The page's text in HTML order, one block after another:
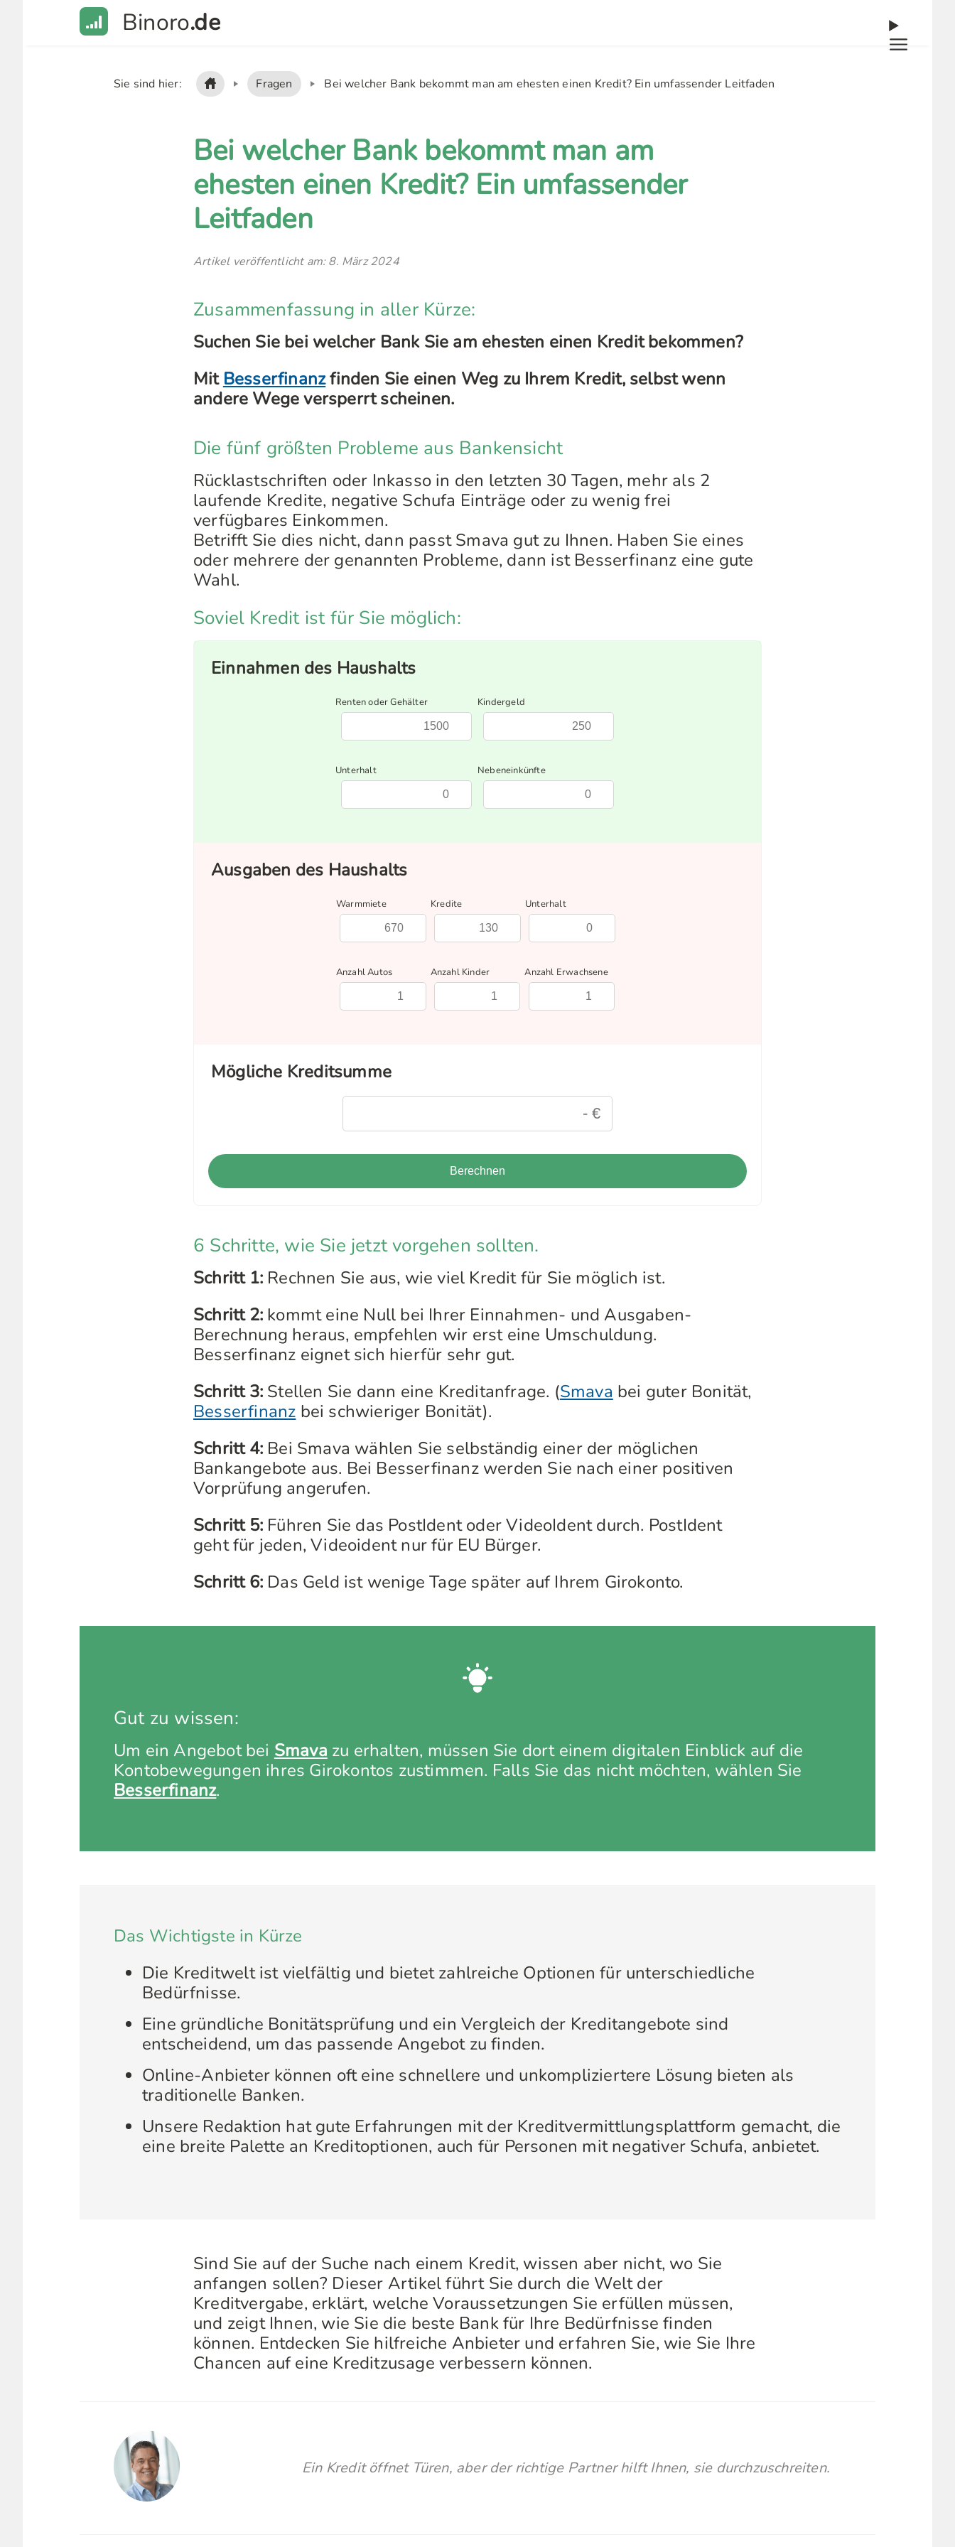
Binoro.de
Sie sind hier: Fragen Bei welcher Bank bekommt man am ehesten einen Kredit? Ein umfassender Leitfaden
Bei welcher Bank bekommt man am
ehesten einen Kredit? Ein umfassender
Leitfaden
Artikel veröffentlicht am: 8. März 2024
Zusammenfassung in aller Kürze:
Suchen Sie bei welcher Bank Sie am ehesten einen Kredit bekommen?
Mit Besserfinanzfinden Sie einen Weg zu Ihrem Kredit, selbst wenn
andere Wege versperrt scheinen.
Die fünf größten Probleme aus Bankensicht
Rücklastschriften oder Inkasso in den letzten 30 Tagen, mehr als 2
laufende Kredite, negative Schufa Einträge oder zu wenig frei
verfügbares Einkommen.
Betrifft Sie dies nicht, dann passt Smava gut zu Ihnen. Haben Sie eines
oder mehrere der genannten Probleme, dann ist Besserfinanz eine gute
Wahl.
Soviel Kredit ist für Sie möglich:
Einnahmen des Haushalts
Renten oder Gehälter Kindergeld
Unterhalt Nebeneinkünfte
Ausgaben des Haushalts
Warmmiete Kredite Unterhalt
Anzahl Autos Anzahl Kinder Anzahl Erwachsene
Mögliche Kreditsumme
Berechnen
6 Schritte, wie Sie jetzt vorgehen sollten.
Schritt 1: Rechnen Sie aus, wie viel Kredit für Sie möglich ist.
Schritt 2: kommt eine Null bei Ihrer Einnahmen- und Ausgaben-
Berechnung heraus, empfehlen wir erst eine Umschuldung.
Besserfinanz eignet sich hierfür sehr gut.
Schritt 3: Stellen Sie dann eine Kreditanfrage. (Smava bei guter Bonität,
Besserfinanz bei schwieriger Bonität).
Schritt 4: Bei Smava wählen Sie selbständig einer der möglichen
Bankangebote aus. Bei Besserfinanz werden Sie nach einer positiven
Vorprüfung angerufen.
Schritt 5: Führen Sie das PostIdent oder VideoIdent durch. PostIdent
geht für jeden, Videoident nur für EU Bürger.
Schritt 6: Das Geld ist wenige Tage später auf Ihrem Girokonto.
Gut zu wissen:
Um ein Angebot bei Smava zu erhalten, müssen Sie dort einem digitalen Einblick auf die
Kontobewegungen ihres Girokontos zustimmen. Falls Sie das nicht möchten, wählen Sie
Besserfinanz.
Das Wichtigste in Kürze
Die Kreditwelt ist vielfältig und bietet zahlreiche Optionen für unterschiedliche
Bedürfnisse.
Eine gründliche Bonitätsprüfung und ein Vergleich der Kreditangebote sind
entscheidend, um das passende Angebot zu finden.
Online-Anbieter können oft eine schnellere und unkompliziertere Lösung bieten als
traditionelle Banken.
Unsere Redaktion hat gute Erfahrungen mit der Kreditvermittlungsplattform gemacht, die
eine breite Palette an Kreditoptionen, auch für Personen mit negativer Schufa, anbietet.
Sind Sie auf der Suche nach einem Kredit, wissen aber nicht, wo Sie
anfangen sollen? Dieser Artikel führt Sie durch die Welt der
Kreditvergabe, erklärt, welche Voraussetzungen Sie erfüllen müssen,
und zeigt Ihnen, wie Sie die beste Bank für Ihre Bedürfnisse finden
können. Entdecken Sie hilfreiche Anbieter und erfahren Sie, wie Sie Ihre
Chancen auf eine Kreditzusage verbessern können.
Ein Kredit öffnet Türen, aber der richtige Partner hilft Ihnen, sie durchzuschreiten.